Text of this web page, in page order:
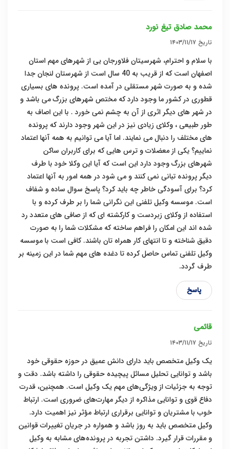
محمد صادق تیغ نورد
تاریخ ۱۴۰۳/۱۱/۱۷
با سلام و احترام، شهرسیتان فلاورجان یی از شهرهای مهم استان
اصفهان است که از قریب به 40 سال است از شهرستان لنجان جدا
شده و به صورت شهر مستقلی در آمده است. پرونده های بسیاری
قطوری در کشور ما وجود دارد که مختص شهرهای بزرگ می باشد و
در شهر های دیگر اثری از آن به چشم نمی خورد . با این اصاف به
طور طبیعی ، وکلای زیادی نیز در این شهر وجود دارند که پرونده
های مختلف را دنبال می نمایند. اما آیا می توانیم به همه آنها اعتماد
نماییم؟ یکی از معضلات و ترس هایی که برای کاربران ساکن
شهرهای بزرگ وجود دارد این است که آیا این وکلا خود با طرف
دیگر پرونده تبانی نمی کنند و می شود در همه امور به آنها اعتماد
کرد؟ برای آسودگی خاطر چه باید کرد؟ پاسخ سوال ساده و شفاف
است. موسسه وکیل تلفنی این نگرانی شما را بر طرف کرده و با
استفاده از وکلای زبردست و کارکشته ای که از صافی های متعدد رد
شده اند این امکان را فراهم ساخته که مشکلات شما را به صورت
دقیق شناخته و تا انتهای کار همراه تان باشند. کافی است با موسسه
وکیل تلفنی تماس حاصل کرده تا دغده های مهم شما در این زمینه بر
طرف گردد.
پاسخ
قائمی
تاریخ ۱۴۰۳/۱۱/۱۷
یک وکیل متخصص باید دارای دانش عمیق در حوزه حقوقی خود
باشد و توانایی تحلیل مسائل پیچیده حقوقی را داشته باشد. دقت و
توجه به جزئیات از ویژگی‌های مهم یک وکیل است. همچنین، قدرت
دفاع قوی و توانایی مذاکره از دیگر مهارت‌های ضروری است. ارتباط
خوب با مشتریان و توانایی برقراری ارتباط مؤثر نیز اهمیت دارد.
وکیل متخصص باید به روز باشد و همواره در جریان تغییرات قوانین
و مقررات قرار گیرد. داشتن تجربه در پرونده‌های مشابه به وکیل